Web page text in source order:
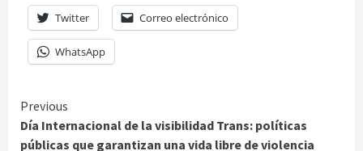
Twitter Correo electrónico
WhatsApp
Continue
Reading
Previous
Día Internacional de la visibilidad Trans: políticas
públicas que garantizan una vida libre de violencia